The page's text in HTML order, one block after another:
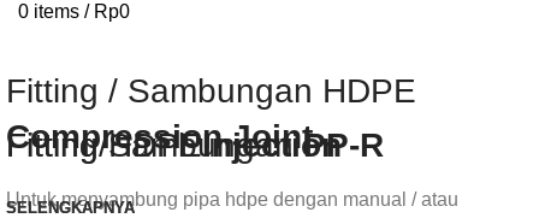
0 items / Rp0
PENAWARAN PIPA
Fitting / Sambungan HDPE
Compression Joint
Untuk menyambung pipa hdpe dengan manual / atau
Fitting HDPEInjection
SELENGKAPNYA
Fitting/SambunganPP-R
SELENGKAPNYA